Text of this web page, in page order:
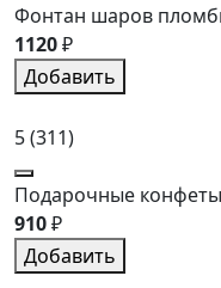
Фонтан шаров
1120₽
Добавить
5(311)
Подарочные
910₽
Добавить